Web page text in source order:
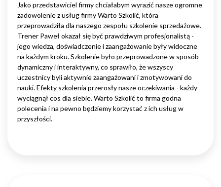
Jako przedstawiciel firmy chciałabym wyrazić nasze ogromne
zadowolenie z usług firmy Warto Szkolić, która
przeprowadziła dla naszego zespołu szkolenie sprzedażowe.
Trener Paweł okazał się być prawdziwym profesjonalistą -
jego wiedza, doświadczenie i zaangażowanie były widoczne
na każdym kroku. Szkolenie było przeprowadzone w sposób
dynamiczny i interaktywny, co sprawiło, że wszyscy
uczestnicy byli aktywnie zaangażowani i zmotywowani do
nauki. Efekty szkolenia przerosły nasze oczekiwania - każdy
wyciągnął cos dla siebie. Warto Szkolić to firma godna
polecenia i na pewno będziemy korzystać z ich usług w
przyszłości.